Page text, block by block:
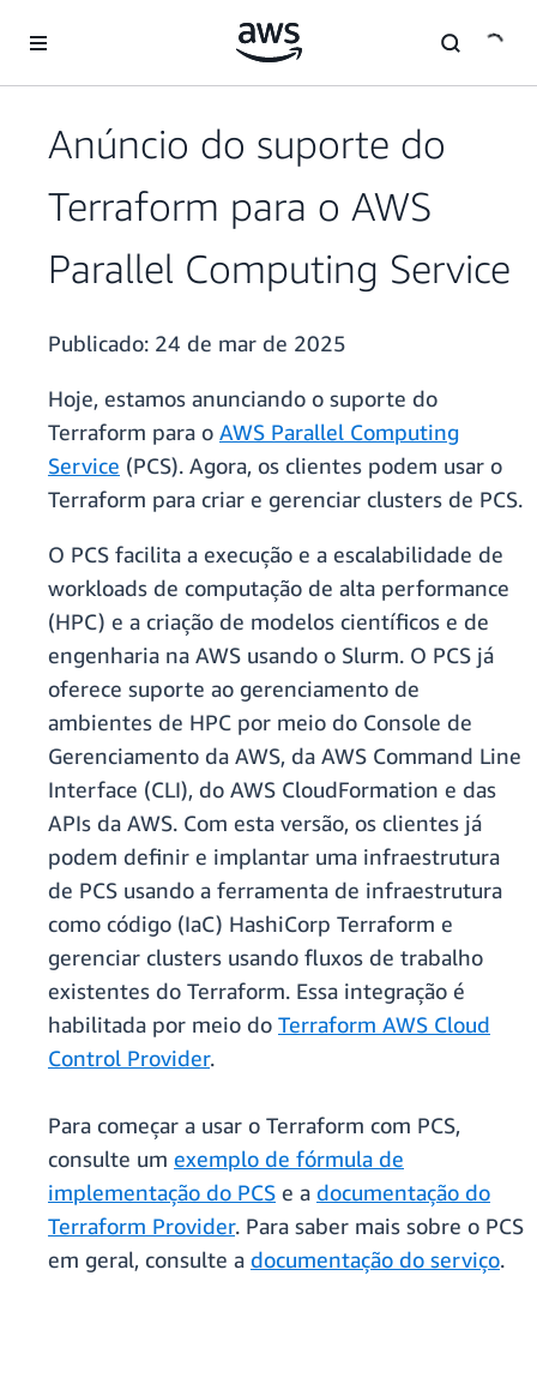
Pular para o conteúdo principal
Anúncio do suporte do
Terraform para o AWS
Parallel Computing Service
Publicado: 24 de mar de 2025
Hoje, estamos anunciando o suporte do
Terraform para o AWS Parallel Computing
Service (PCS). Agora, os clientes podem usar o
Terraform para criar e gerenciar clusters de PCS.
O PCS facilita a execução e a escalabilidade de
workloads de computação de alta performance
(HPC) e a criação de modelos científicos e de
engenharia na AWS usando o Slurm. O PCS já
oferece suporte ao gerenciamento de
ambientes de HPC por meio do Console de
Gerenciamento da AWS, da AWS Command Line
Interface (CLI), do AWS CloudFormation e das
APIs da AWS. Com esta versão, os clientes já
podem definir e implantar uma infraestrutura
de PCS usando a ferramenta de infraestrutura
como código (IaC) HashiCorp Terraform e
gerenciar clusters usando fluxos de trabalho
existentes do Terraform. Essa integração é
habilitada por meio do Terraform AWS Cloud
Control Provider.
Para começar a usar o Terraform com PCS,
consulte um exemplo de fórmula de
implementação do PCS e a documentação do
Terraform Provider. Para saber mais sobre o PCS
em geral, consulte a documentação do serviço.